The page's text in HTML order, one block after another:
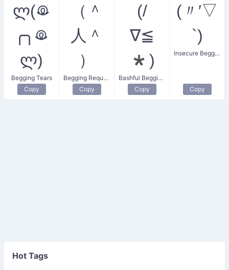
ლ(ꖘ
╭╮ꖘ
ლ)
Begging Tears
Copy
（＾
人＾
）
Begging Request
Copy
(/
∇≦
*)
Bashful Begging Smile
Copy
(〃′▽
`)
Insecure Begging Smile
Copy
Hot Tags
(≧皿
((ヾ